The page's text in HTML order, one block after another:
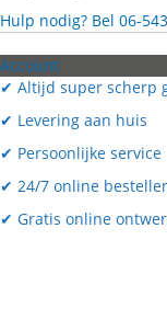
Hulp nodig? Bel 06-
Account
✔ Altijd super scherp
✔ Levering aan huis
✔ Persoonlijke service
✔ 24/7 online
✔ Gratis online